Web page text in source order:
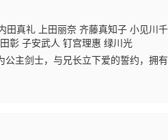
田真礼 上田丽奈 齐藤真知子 小见川
彰 子安武人 钉宫理惠 绿川光
公主剑士，与兄长立下爱的誓约，拥
身为冥府魔女，在另一个前世常伴君